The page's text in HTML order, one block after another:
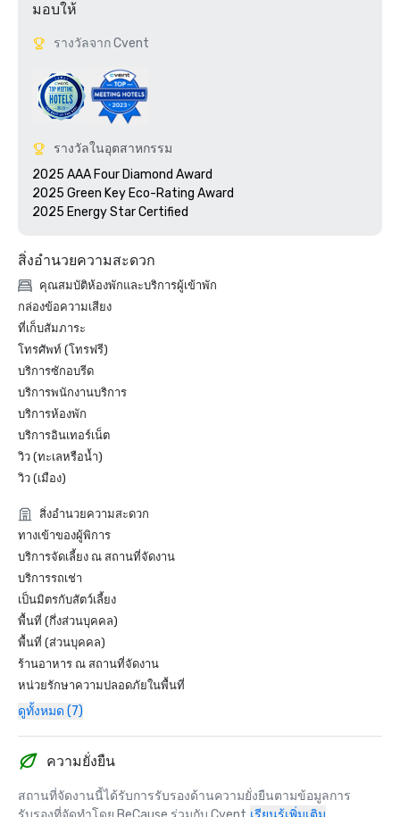
มอบให้
รางวัลจาก Cvent
รางวัลในอุตสาหกรรม
2025 AAA Four Diamond Award
2025 Green Key Eco-Rating Award
สิ่งอำนวยความสะดวก
คุณสมบัติห้องพักและบริการผู้เข้าพัก
กล่องข้อความเสียง
ที่เก็บสัมภาระ
โทรศัพท์ (โทรฟรี)
บริการซักอบรีด
บริการพนักงานบริการ
บริการห้องพัก
บริการอินเทอร์เน็ต
วิว (ทะเลหรือน้ำ)
วิว (เมือง)
สิ่งอำนวยความสะดวก
ทางเข้าของผู้พิการ
บริการจัดเลี้ยง ณ สถานที่จัดงาน
บริการรถเช่า
เป็นมิตรกับสัตว์เลี้ยง
พื้นที่ (กึ่งส่วนบุคคล)
พื้นที่ (ส่วนบุคคล)
ร้านอาหาร ณ สถานที่จัดงาน
หน่วยรักษาความปลอดภัยในพื้นที่
ดูทั้งหมด (7)
ความยั่งยืน
สถานที่จัดงานนี้ได้รับการรับรองด้านความยั่งยืนตามข้อมูลการ